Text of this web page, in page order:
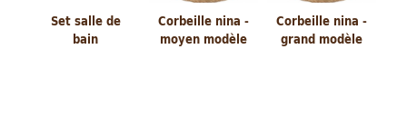
Set salle de
bain
Corbeille nina -
moyen modèle
Corbeille nina -
grand modèle